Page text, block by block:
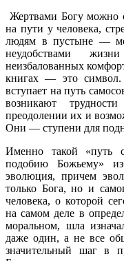
Жертвами Богу можно
на пути у человека,
людям в пустыне —
неудобствами
неизбалованных
книгах — это символ.
вступает на путь
возникают
преодолении их и
Они — ступени для
Именно такой «путь
подобию Божьему»
эволюция, причем
только Бога, но и
человека, о которой
на самом деле в
моральном, шла
даже один, а не все
значительный шаг в